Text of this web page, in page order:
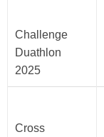
Challenge
Duathlon
2025
Cross